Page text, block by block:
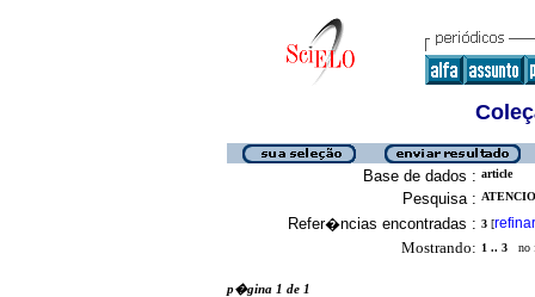
Base de dados : article
Pesquisa :
Refer�ncias encontradas : 3 [refinar
Mostrando: 1 .. 3 no
p�gina 1 de 1